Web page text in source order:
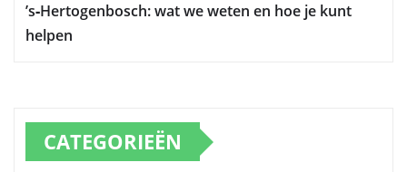
’s‑Hertogenbosch: wat we weten en hoe je kunt
helpen
CATEGORIEËN